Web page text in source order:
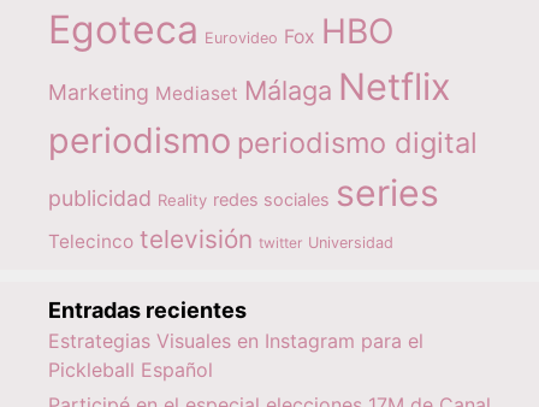
Egoteca Eurovideo Fox HBO
Marketing Mediaset Málaga Netflix
periodismo periodismo digital
publicidad Reality redes sociales series
Telecinco televisión twitter Universidad
Entradas recientes
Estrategias Visuales en Instagram para el
Pickleball Español